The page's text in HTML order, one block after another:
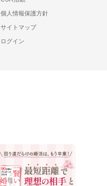
個人情報保護方針
サイトマップ
ログイン